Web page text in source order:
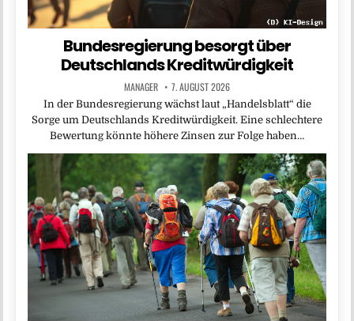
Bundesregierung besorgt über
Deutschlands Kreditwürdigkeit
MANAGER 7. AUGUST 2026
In der Bundesregierung wächst laut „Handelsblatt“ die
Sorge um Deutschlands Kreditwürdigkeit. Eine schlechtere
Bewertung könnte höhere Zinsen zur Folge haben…